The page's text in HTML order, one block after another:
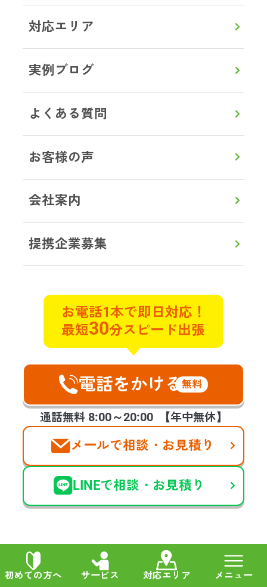
初めての方へ サービス 対応エリア メニュー
対応エリア
実例ブログ
よくある質問
お客様の声
会社案内
提携企業募集
お電話1本で即日対応！
最短30分スピード出張
電話をかける無料
通話無料 8:00～20:00 【年中無休】
メールで相談・お見積り
LINEで相談・お見積り
電子レンジ 1,000
パソコン 2,000円〜
掃除機 1,000円〜
扇風機 1,000円〜
1,000円〜
ソファ(3人掛け) 10,000 円〜
タンス 3,000 円〜
絨毯 1,000円〜
イス 1,000円〜
テーブル 1,000円〜
食器棚 3,000円〜
タイヤ 1,500円〜